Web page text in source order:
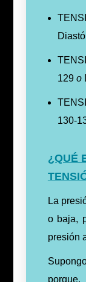
129 o
130-
¿QUÉ
La
o baja,
presión
porque.